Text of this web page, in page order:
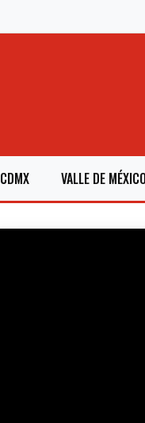
CDMX VALLE DE